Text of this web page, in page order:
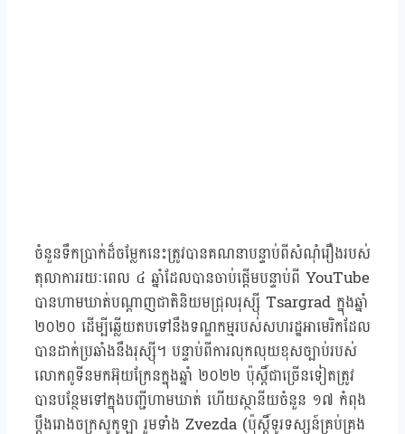
ចំនួនទឹកប្រាក់ដ៏ចម្លែកនេះត្រូវបានគណនាបន្ទាប់ពីសំណុំរឿងរបស់
តុលាការរយៈពេល ៤ ឆ្នាំដែលបានចាប់ផ្តើមបន្ទាប់ពី YouTube
បានហាមឃាត់បណ្តាញជាតិនិយមជ្រុលរុស្ស៊ី Tsargrad ក្នុងឆ្នាំ
២០២០ ដើម្បីឆ្លើយតបទៅនឹងទណ្ឌកម្មរបស់សហរដ្ឋអាមេរិកដែល
បានដាក់ប្រឆាំងនឹងរុស្ស៊ី។ បន្ទាប់ពីការលុកលុយខុសច្បាប់របស់
លោកពូទីនមកអ៊ុយក្រែនក្នុងឆ្នាំ ២០២២ ប៉ុស្តិ៍ជាច្រើនទៀតត្រូវ
បានបន្ថែមទៅក្នុងបញ្ជីហាមឃាត់ ហើយស្ថានីយចំនួន ១៧ កំពុង
ប្តឹងរោងចក្រសូកូឡា រួមទាំង Zvezda (ប៉ុស្តិ៍ទូរទស្សន៍គ្រប់គ្រង